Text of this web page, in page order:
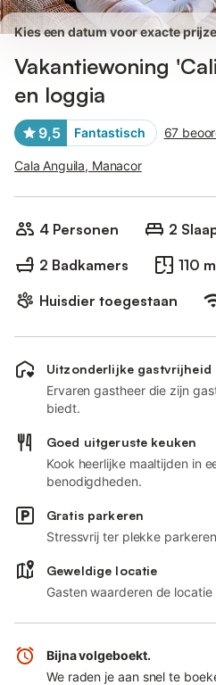
Kies een datum voor exacte
Vakantiewoning
en loggia
9,5 Fantastisch 67
Cala Anguila, Manacor
4 Personen
2
2 Badkamers
110
Huisdier toegestaan
Uitzonderlijke gastvrijheid
Ervaren gastheer die zijn
biedt.
Goed uitgeruste keuken
Kook heerlijke maaltijden in
benodigdheden.
Gratis parkeren
Stressvrij ter plekke
Geweldige locatie
Gasten waarderen de
Bijna volgeboekt.
We raden je aan snel te